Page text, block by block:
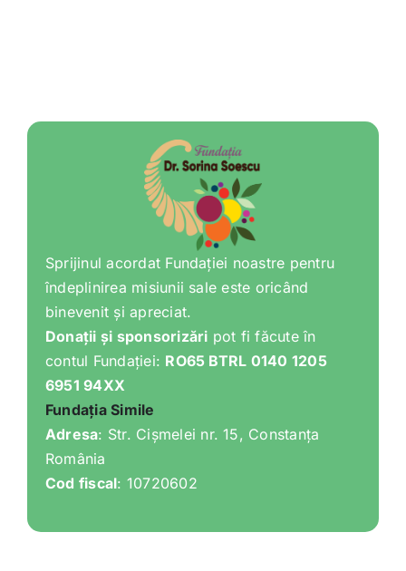
Sprijinul acordat Fundației noastre pentru
îndeplinirea misiunii sale este oricând
binevenit și apreciat.
Donații și sponsorizări pot fi făcute în
contul Fundației: RO65 BTRL 0140 1205
6951 94XX
Fundația Simile
Adresa: Str. Cișmelei nr. 15, Constanța
România
Cod fiscal: 10720602